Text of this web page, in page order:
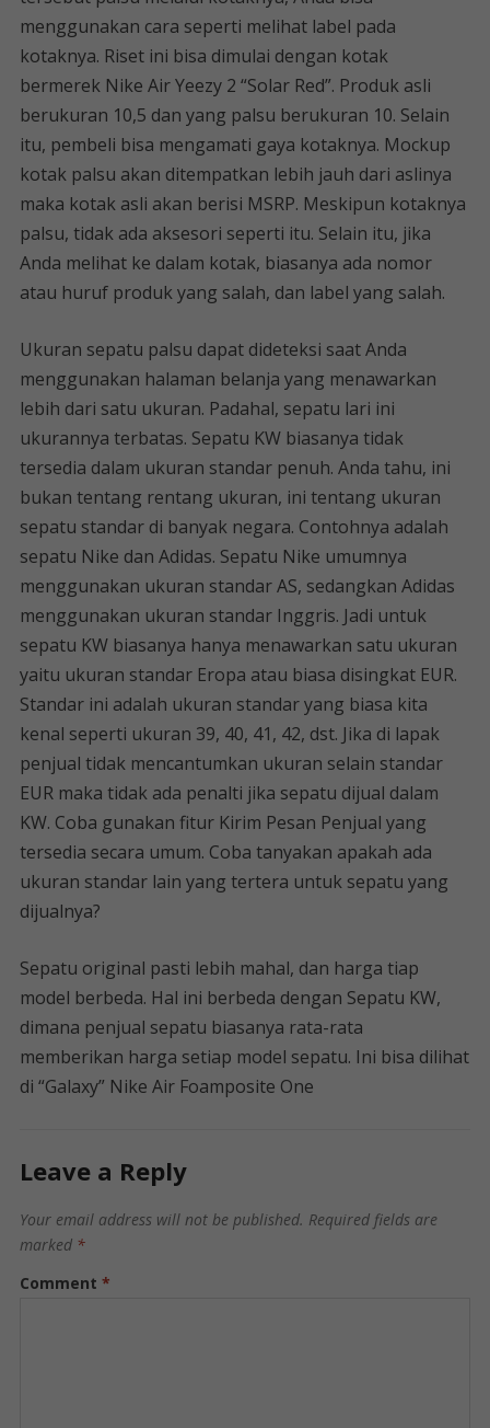
menggunakan cara seperti melihat label pada
kotaknya. Riset ini bisa dimulai dengan kotak
bermerek Nike Air Yeezy 2 “Solar Red”. Produk asli
berukuran 10,5 dan yang palsu berukuran 10. Selain
itu, pembeli bisa mengamati gaya kotaknya. Mockup
kotak palsu akan ditempatkan lebih jauh dari aslinya
maka kotak asli akan berisi MSRP. Meskipun kotaknya
palsu, tidak ada aksesori seperti itu. Selain itu, jika
Anda melihat ke dalam kotak, biasanya ada nomor
atau huruf produk yang salah, dan label yang salah.
Ukuran sepatu palsu dapat dideteksi saat Anda
menggunakan halaman belanja yang menawarkan
lebih dari satu ukuran. Padahal, sepatu lari ini
ukurannya terbatas. Sepatu KW biasanya tidak
tersedia dalam ukuran standar penuh. Anda tahu, ini
bukan tentang rentang ukuran, ini tentang ukuran
sepatu standar di banyak negara. Contohnya adalah
sepatu Nike dan Adidas. Sepatu Nike umumnya
menggunakan ukuran standar AS, sedangkan Adidas
menggunakan ukuran standar Inggris. Jadi untuk
sepatu KW biasanya hanya menawarkan satu ukuran
yaitu ukuran standar Eropa atau biasa disingkat EUR.
Standar ini adalah ukuran standar yang biasa kita
kenal seperti ukuran 39, 40, 41, 42, dst. Jika di lapak
penjual tidak mencantumkan ukuran selain standar
EUR maka tidak ada penalti jika sepatu dijual dalam
KW. Coba gunakan fitur Kirim Pesan Penjual yang
tersedia secara umum. Coba tanyakan apakah ada
ukuran standar lain yang tertera untuk sepatu yang
dijualnya?
Sepatu original pasti lebih mahal, dan harga tiap
model berbeda. Hal ini berbeda dengan Sepatu KW,
dimana penjual sepatu biasanya rata-rata
memberikan harga setiap model sepatu. Ini bisa dilihat
di “Galaxy” Nike Air Foamposite One
Leave a Reply
Your email address will not be published. Required fields are
marked *
Comment *